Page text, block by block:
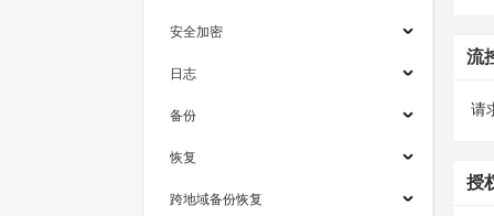
安全加密
日志
备份
恢复
跨地域备份恢复
流
请
授